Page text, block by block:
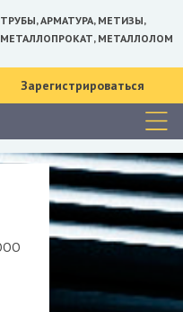
ТРУБЫ, АРМАТУРА, МЕТИЗЫ,
МЕТАЛЛОПРОКАТ, МЕТАЛЛОЛОМ
Зарегистрироваться